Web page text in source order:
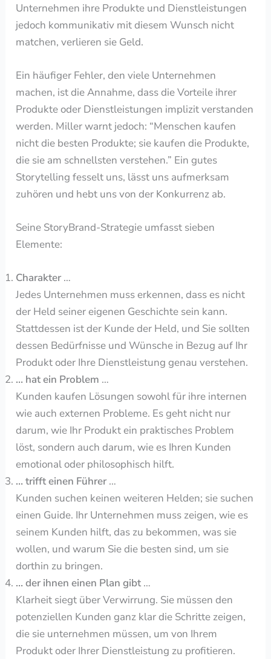
Unternehmen ihre Produkte und Dienstleistungen
jedoch kommunikativ mit diesem Wunsch nicht
matchen, verlieren sie Geld.
Ein häufiger Fehler, den viele Unternehmen
machen, ist die Annahme, dass die Vorteile ihrer
Produkte oder Dienstleistungen implizit verstanden
werden. Miller warnt jedoch: “Menschen kaufen
nicht die besten Produkte; sie kaufen die Produkte,
die sie am schnellsten verstehen.” Ein gutes
Storytelling fesselt uns, lässt uns aufmerksam
zuhören und hebt uns von der Konkurrenz ab.
Seine StoryBrand-Strategie umfasst sieben
Elemente:
Charakter…
Jedes Unternehmen muss erkennen, dass es nicht
der Held seiner eigenen Geschichte sein kann.
Stattdessen ist der Kunde der Held, und Sie sollten
dessen Bedürfnisse und Wünsche in Bezug auf Ihr
Produkt oder Ihre Dienstleistung genau verstehen.
… hat ein Problem …
Kunden kaufen Lösungen sowohl für ihre internen
wie auch externen Probleme. Es geht nicht nur
darum, wie Ihr Produkt ein praktisches Problem
löst, sondern auch darum, wie es Ihren Kunden
emotional oder philosophisch hilft.
… trifft einen Führer…
Kunden suchen keinen weiteren Helden; sie suchen
einen Guide. Ihr Unternehmen muss zeigen, wie es
seinem Kunden hilft, das zu bekommen, was sie
wollen, und warum Sie die besten sind, um sie
dorthin zu bringen.
… der ihnen einen Plan gibt…
Klarheit siegt über Verwirrung. Sie müssen den
potenziellen Kunden ganz klar die Schritte zeigen,
die sie unternehmen müssen, um von Ihrem
Produkt oder Ihrer Dienstleistung zu profitieren.